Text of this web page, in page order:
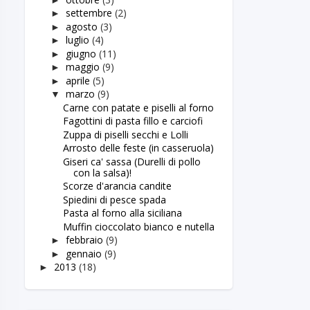
► settembre (2)
► agosto (3)
► luglio (4)
► giugno (11)
► maggio (9)
► aprile (5)
▼ marzo (9)
Carne con patate e piselli al forno
Fagottini di pasta fillo e carciofi
Zuppa di piselli secchi e Lolli
Arrosto delle feste (in casseruola)
Giseri ca' sassa (Durelli di pollo
con la salsa)!
Scorze d'arancia candite
Spiedini di pesce spada
Pasta al forno alla siciliana
Muffin cioccolato bianco e nutella
► febbraio (9)
► gennaio (9)
► 2013 (18)